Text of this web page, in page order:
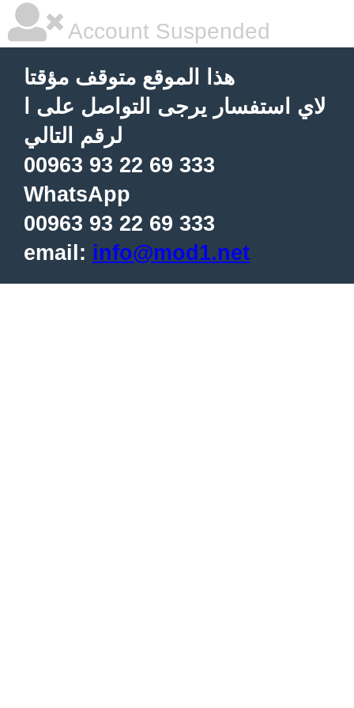
Account Suspended
هذا الموقع متوقف مؤقتا
لاي استفسار يرجى التواصل على ا
لرقم التالي
00963 93 22 69 333
WhatsApp
00963 93 22 69 333
email: info@mod1.net